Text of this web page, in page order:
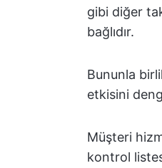
gibi diğer
bağlıdır.
Bununla
etkisini
Müşteri
kontrol